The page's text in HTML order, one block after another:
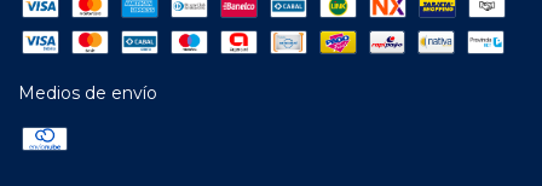
Medios de envío